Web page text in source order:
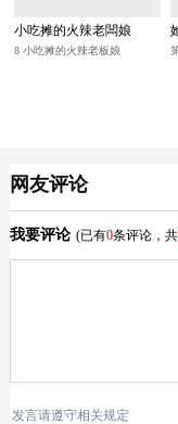
小吃摊的火辣老闆娘
8 小吃摊的火辣老板娘
网友评论
我要评论 (已有0条评论，共
发言请遵守相关规定